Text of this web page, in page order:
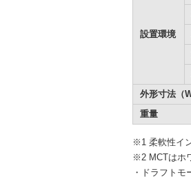
設置環境
外形寸法（
重量
※1 柔軟性イ
※2 MCTはホ
・ドラフト